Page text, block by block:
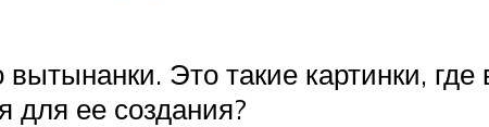
Это такие картинки,
для ее создания?